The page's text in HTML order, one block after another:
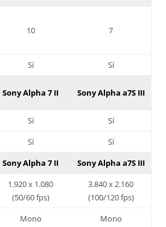
10 7
Sí
Sí
Sony Alpha 7 II Sony Alpha a7S III
Sí
Sí
Sí
Sí
Sony Alpha 7 II Sony Alpha a7S III
1.920 x 1.080
(50/60 fps)
3.840 x 2.160
(100/120 fps)
Mono
Mono